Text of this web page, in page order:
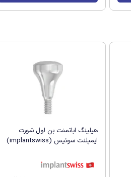
هیلینگ اباتمنت بن لول شورت
ایمپلنت سوئیس (implantswiss)